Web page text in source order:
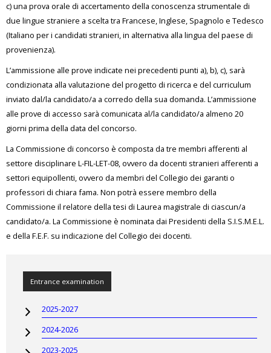
c) una prova orale di accertamento della conoscenza strumentale di
due lingue straniere a scelta tra Francese, Inglese, Spagnolo e Tedesco
(Italiano per i candidati stranieri, in alternativa alla lingua del paese di
provenienza).
L’ammissione alle prove indicate nei precedenti punti a), b), c), sarà
condizionata alla valutazione del progetto di ricerca e del curriculum
inviato dal/la candidato/a a corredo della sua domanda. L’ammissione
alle prove di accesso sarà comunicata al/la candidato/a almeno 20
giorni prima della data del concorso.
La Commissione di concorso è composta da tre membri afferenti al
settore disciplinare L-FIL-LET-08, ovvero da docenti stranieri afferenti a
settori equipollenti, ovvero da membri del Collegio dei garanti o
professori di chiara fama. Non potrà essere membro della
Commissione il relatore della tesi di Laurea magistrale di ciascun/a
candidato/a. La Commissione è nominata dai Presidenti della S.I.S.M.E.L.
e della F.E.F. su indicazione del Collegio dei docenti.
Entrance examination
2025-2027
2024-2026
2023-2025